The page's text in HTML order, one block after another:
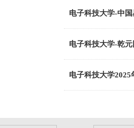
电子科技大学-中
电子科技大学-乾
电子科技大学